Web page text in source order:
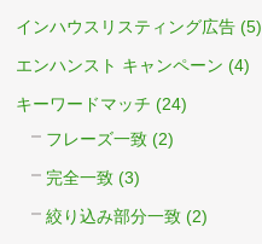
インハウスリスティング広告 (5)
エンハンスト キャンペーン (4)
キーワードマッチ (24)
フレーズ一致 (2)
完全一致 (3)
絞り込み部分一致 (2)